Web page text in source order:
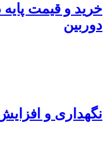
و قیمت پایه
و